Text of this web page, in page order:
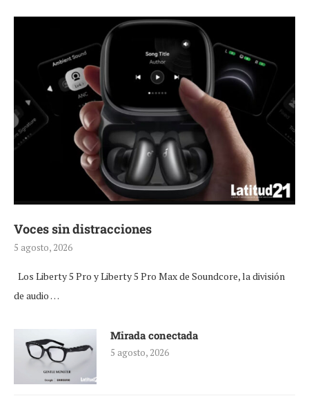
Voces sin distracciones
5 agosto, 2026
Los Liberty 5 Pro y Liberty 5 Pro Max de Soundcore, la división
de audio …
Mirada conectada
5 agosto, 2026